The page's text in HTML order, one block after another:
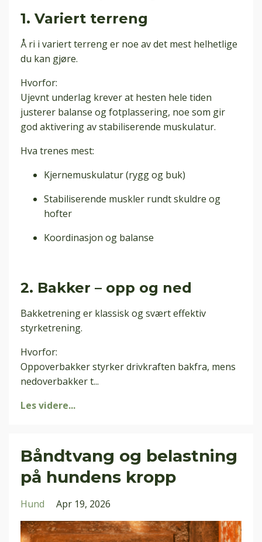
1. Variert terreng
Å ri i variert terreng er noe av det mest helhetlige
du kan gjøre.
Hvorfor:
Ujevnt underlag krever at hesten hele tiden
justerer balanse og fotplassering, noe som gir
god aktivering av stabiliserende muskulatur.
Hva trenes mest:
Kjernemuskulatur (rygg og buk)
Stabiliserende muskler rundt skuldre og
hofter
Koordinasjon og balanse
2. Bakker – opp og ned
Bakketrening er klassisk og svært effektiv
styrketrening.
Hvorfor:
Oppoverbakker styrker drivkraften bakfra, mens
nedoverbakker t...
Les videre...
Båndtvang og belastning
på hundens kropp
Hund Apr 19, 2026